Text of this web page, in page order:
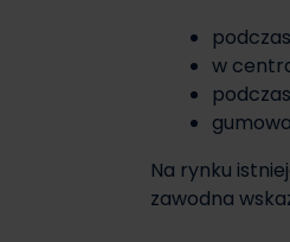
w
Na rynku
zawodna